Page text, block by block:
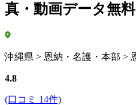
真・動画データ無
沖縄県 > 恩納・名護・本部 >
4.8
(口コミ 14件)